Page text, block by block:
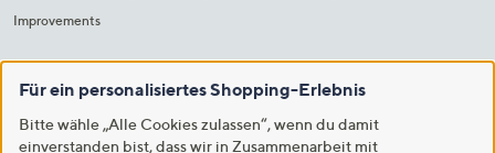
Improvements
Für ein personalisiertes Shopping-Erlebnis
Bitte wähle „Alle Cookies zulassen“, wenn du damit
einverstanden bist, dass wir in Zusammenarbeit mit